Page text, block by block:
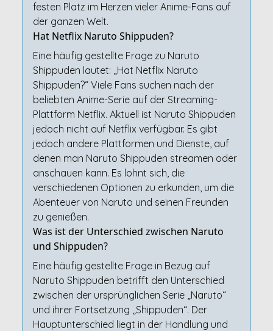
festen Platz im Herzen vieler Anime-Fans auf
der ganzen Welt.
Hat Netflix Naruto Shippuden?
Eine häufig gestellte Frage zu Naruto
Shippuden lautet: „Hat Netflix Naruto
Shippuden?“ Viele Fans suchen nach der
beliebten Anime-Serie auf der Streaming-
Plattform Netflix. Aktuell ist Naruto Shippuden
jedoch nicht auf Netflix verfügbar. Es gibt
jedoch andere Plattformen und Dienste, auf
denen man Naruto Shippuden streamen oder
anschauen kann. Es lohnt sich, die
verschiedenen Optionen zu erkunden, um die
Abenteuer von Naruto und seinen Freunden
zu genießen.
Was ist der Unterschied zwischen Naruto
und Shippuden?
Eine häufig gestellte Frage in Bezug auf
Naruto Shippuden betrifft den Unterschied
zwischen der ursprünglichen Serie „Naruto“
und ihrer Fortsetzung „Shippuden“. Der
Hauptunterschied liegt in der Handlung und